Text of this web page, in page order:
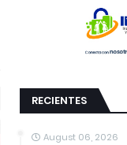
RECIENTES
August 06, 2026